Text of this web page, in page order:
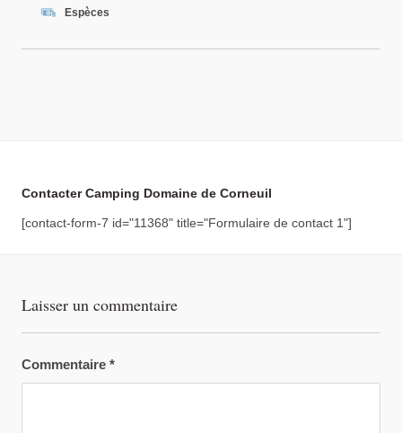
Espèces
Contacter Camping Domaine de Corneuil
[contact-form-7 id="11368" title="Formulaire de contact 1"]
Laisser un commentaire
Commentaire *